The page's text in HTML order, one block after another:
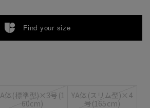
Find your size
A体(標準型)×3号(1
60cm)
YA体(スリム型)×4
号(165cm)